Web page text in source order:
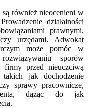
są również nieocenieni w
działalności
prawnymi,
urzędami. Adwokat
może pomóc w
sporów
przed nieuczciwą
jak dochodzenie
sprawy pracownicze,
dążąc do jak